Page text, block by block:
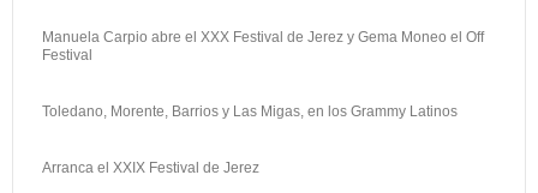
Manuela Carpio abre el XXX Festival de Jerez y Gema Moneo el Off
Festival
Toledano, Morente, Barrios y Las Migas, en los Grammy Latinos
Arranca el XXIX Festival de Jerez